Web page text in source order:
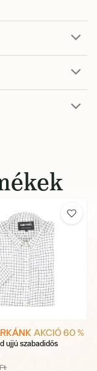
AKCIÓ 60 %
ujjú szabadidős